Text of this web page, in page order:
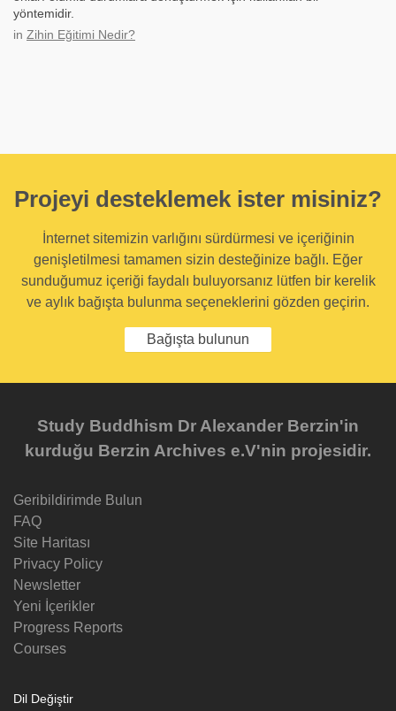
yöntemidir.
in Zihin Eğitimi Nedir?
Projeyi desteklemek ister misiniz?
İnternet sitemizin varlığını sürdürmesi ve içeriğinin
genişletilmesi tamamen sizin desteğinize bağlı. Eğer
sunduğumuz içeriği faydalı buluyorsanız lütfen bir kerelik
ve aylık bağışta bulunma seçeneklerini gözden geçirin.
Bağışta bulunun
Study Buddhism Dr Alexander Berzin'in
kurduğu Berzin Archives e.V'nin projesidir.
Geribildirimde Bulun
FAQ
Site Haritası
Privacy Policy
Newsletter
Yeni İçerikler
Progress Reports
Courses
Dil Değiştir